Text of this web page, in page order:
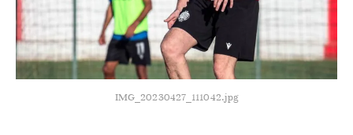
IMG_20230427_111042.jpg